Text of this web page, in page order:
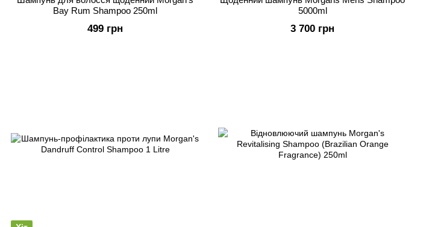
Bay Rum Shampoo 250ml
499 грн
5000ml
3 700 грн